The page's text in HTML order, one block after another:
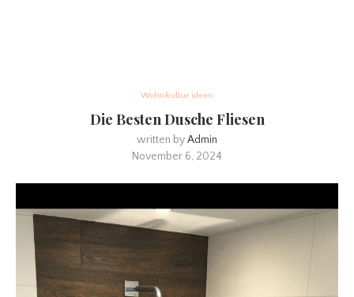
Wohnkultur ideen
Die Besten Dusche Fliesen
written byAdmin
November 6, 2024